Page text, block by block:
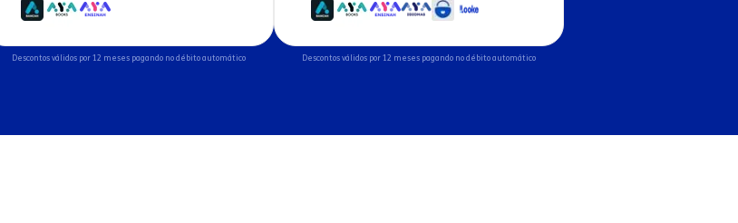
Descontos válidos por 12 meses pagando no débito automático Descontos válidos por 12 meses pagando no débito automático